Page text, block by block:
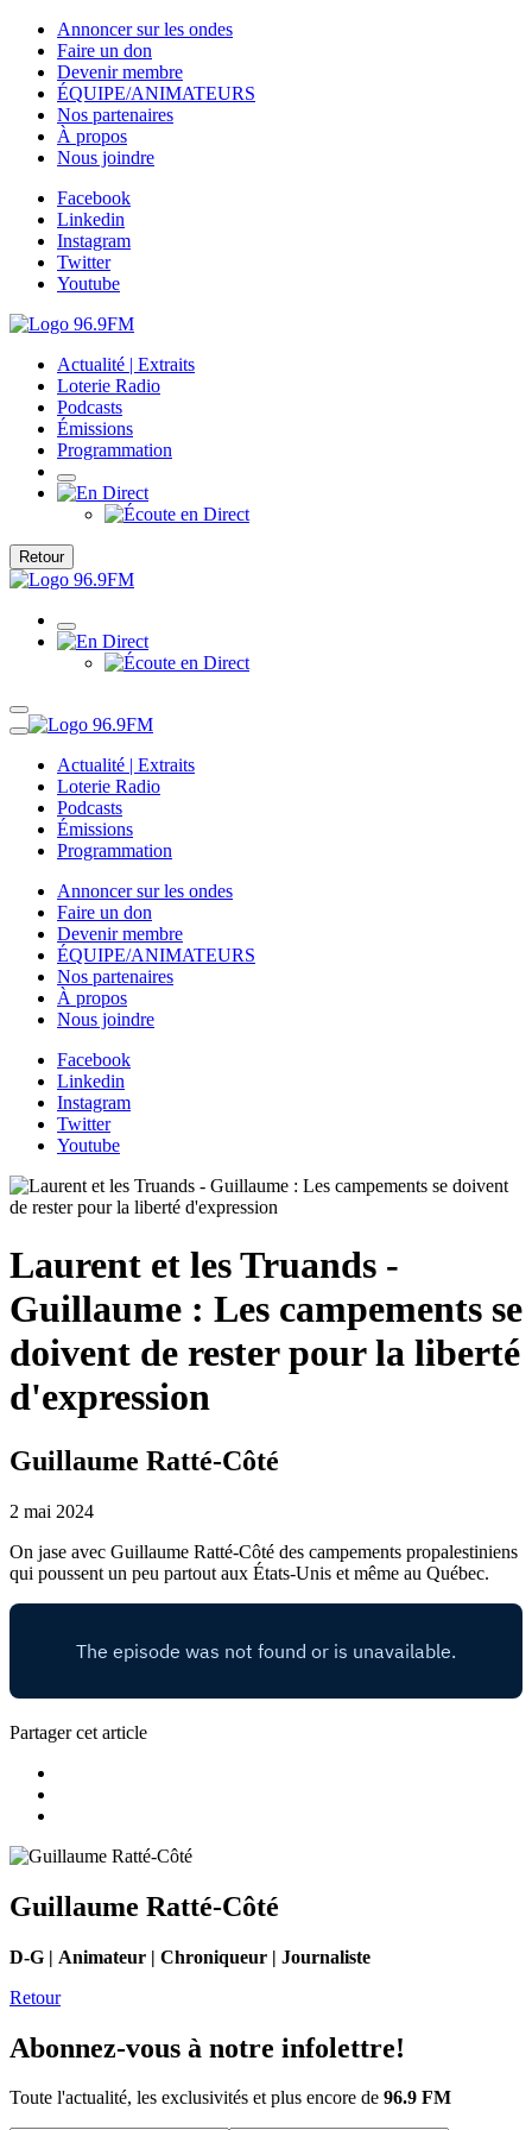
Annoncer sur les ondes
Faire un don
Devenir membre
ÉQUIPE/ANIMATEURS
Nos partenaires
À propos
Nous joindre
Facebook
Linkedin
Instagram
Twitter
Youtube
Actualité | Extraits
Loterie Radio
Podcasts
Émissions
Programmation
Retour
Actualité | Extraits
Loterie Radio
Podcasts
Émissions
Programmation
Annoncer sur les ondes
Faire un don
Devenir membre
ÉQUIPE/ANIMATEURS
Nos partenaires
À propos
Nous joindre
Facebook
Linkedin
Instagram
Twitter
Youtube
Laurent et les Truands -
Guillaume : Les campements se
doivent de rester pour la liberté
d'expression
Guillaume Ratté-Côté
2 mai 2024
On jase avec Guillaume Ratté-Côté des campements propalestiniens
qui poussent un peu partout aux États-Unis et même au Québec.
Partager cet article
Guillaume Ratté-Côté
D-G | Animateur | Chroniqueur | Journaliste
Retour
Abonnez-vous à notre infolettre!
Toute l'actualité, les exclusivités et plus encore de 96.9 FM